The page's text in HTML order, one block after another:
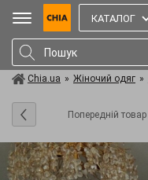
КАТАЛОГ
Chia.ua » Жіночий одяг »
Попередній товар